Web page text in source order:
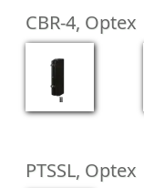
CBR-4, Optex
PTSSL, Optex